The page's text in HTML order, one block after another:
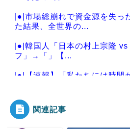
|●|市場総崩れで資金源を失っ
た結果、全世界の...
|●|韓国人「日本の村上宗隆
フ」→「」【...
|●|【速報】「私たちには時間
関連記事